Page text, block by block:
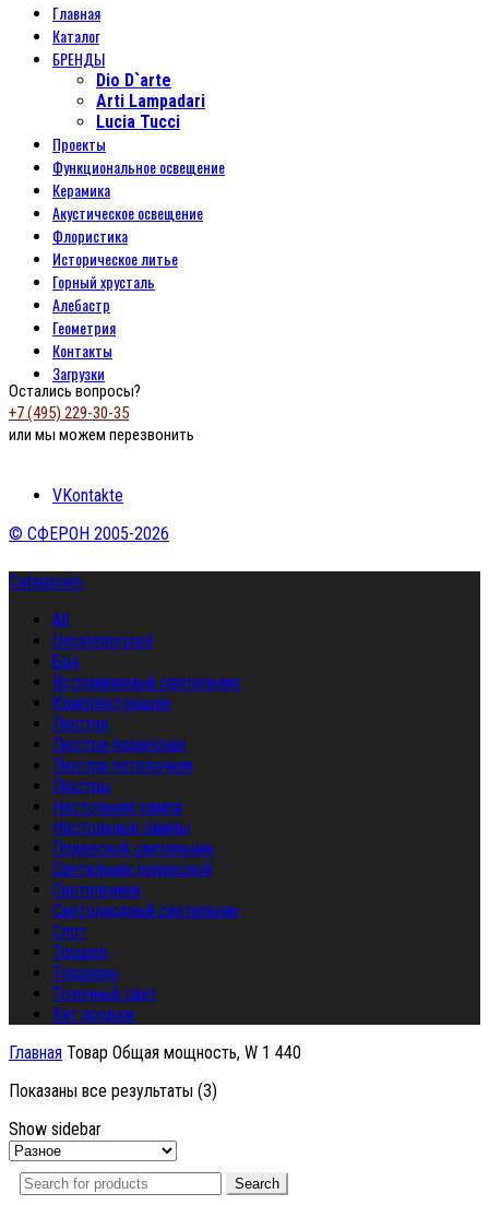
Главная
Каталог
БРЕНДЫ
Dio D`arte
Arti Lampadari
Lucia Tucci
Проекты
Функциональное освещение
Керамика
Акустическое освещение
Флористика
Историческое литье
Горный хрусталь
Алебастр
Геометрия
Контакты
Загрузки
Остались вопросы?
+7 (495) 229-30-35
или мы можем перезвонить
VKontakte
© СФЕРОН 2005-2026
Categories
All
Uncategorized
Бра
Встраиваемый светильник
Комплектующие
Люстра
Люстра подвесная
Люстра потолочная
Люстры
Настольная лампа
Настольные лампы
Подвесной светильник
Светильник подвесной
Светильники
Светодиодный светильник
Спот
Торшер
Торшеры
Точечный свет
Хит продаж
Главная Товар Общая мощность, W 1 440
Показаны все результаты (3)
Show sidebar
Search